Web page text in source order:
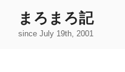
まろまろ記
since July 19th, 2001